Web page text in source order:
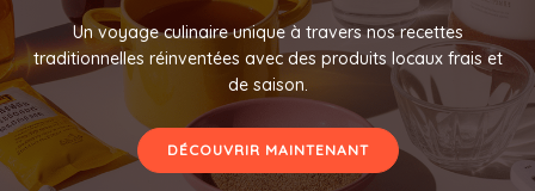
Un voyage culinaire unique à travers nos recettes
traditionnelles réinventées avec des produits locaux frais et
de saison.
DÉCOUVRIR MAINTENANT